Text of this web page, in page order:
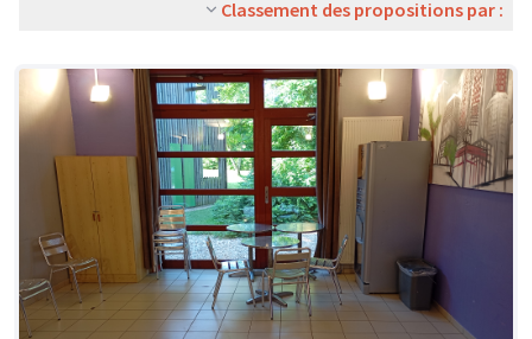
Classement des propositions par :